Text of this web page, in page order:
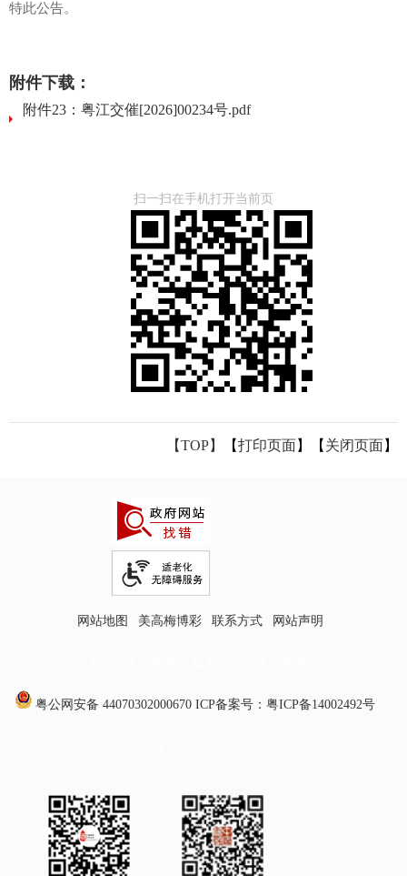
特此公告。
附件下载：
附件23：粤江交催[2026]00234号.pdf
扫一扫在手机打开当前页
【TOP】 【打印页面】【 关闭页面】
网站地图 美高梅博彩 联系方式 网站声明
粤公网安备 44070302000670 ICP备案号：粤ICP备14002492号